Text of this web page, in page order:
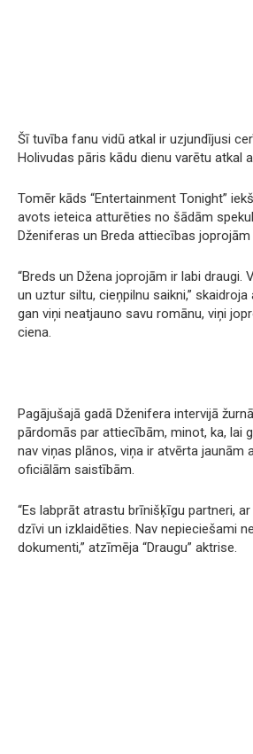
Šī tuvība fanu vidū atkal ir uzjundījusi
Holivudas pāris kādu dienu varētu atkal
Tomēr kāds “Entertainment Tonight”
avots ieteica atturēties no šādām
Dženiferas un Breda attiecības
“Breds un Džena joprojām ir labi draugi.
un uztur siltu, cieņpilnu saikni,”
gan viņi neatjauno savu romānu, viņi
ciena.
Pagājušajā gadā Dženifera intervijā
pārdomās par attiecībām, minot, ka, lai
nav viņas plānos, viņa ir atvērta jaunām
oficiālām saistībām.
“Es labprāt atrastu brīnišķīgu partneri,
dzīvi un izklaidēties. Nav nepieciešami
dokumenti,” atzīmēja “Draugu” aktrise.